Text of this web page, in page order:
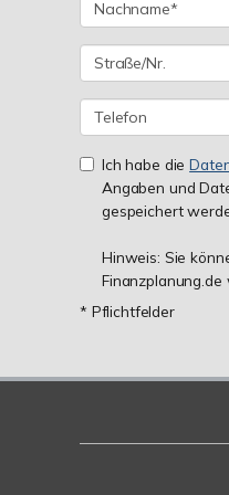
Ich habe die
Angaben und
gespeichert
Hinweis: Sie
* Pflichtfelder